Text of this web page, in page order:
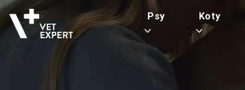
Psy Koty